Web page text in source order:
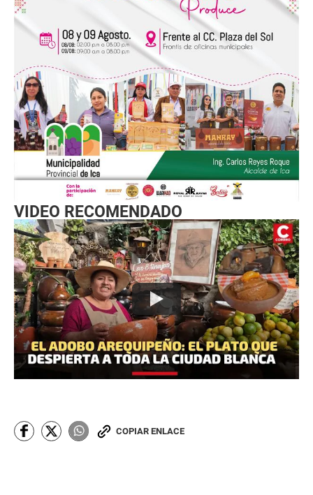
VIDEO RECOMENDADO
COPIAR ENLACE